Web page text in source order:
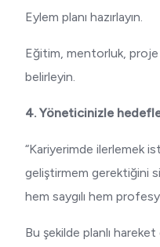
Eylem planı hazırlayın.
Eğitim, mentorluk,
belirleyin.
4. Yöneticinizle
“Kariyerimde ilerlemek
geliştirmem gerektiğini
hem saygılı hem
Bu şekilde planlı